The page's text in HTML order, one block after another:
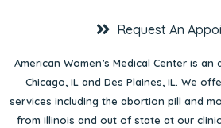
Request An
American Women’s Medical Center is
Chicago, IL and Des Plaines, IL. We
services including the abortion pill and
from Illinois and out of state at our